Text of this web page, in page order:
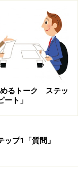
るトーク ステッ
ート」
プ1「質問」